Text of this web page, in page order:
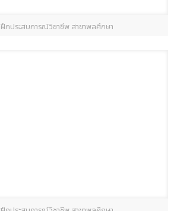
ฝึกประสบการณ์วิชาชีพ สาขาพลศึกษา